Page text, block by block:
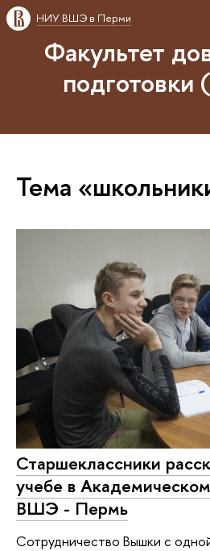
НИУ ВШЭ в Перми
Факультет
Тема
Старшеклассники
учебе в
ВШЭ - Пермь
Сотрудничество Вышки с